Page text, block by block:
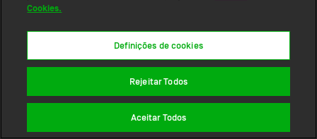
Cookies.
Definições de cookies
Rejeitar Todos
Aceitar Todos